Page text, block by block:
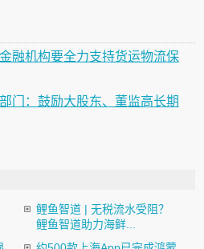
融机构要全力支持货运物流保
门：鼓励大股东、董监高长期
鲤鱼智道 | 无税流水受阻？
鲤鱼智道助力海鲜...